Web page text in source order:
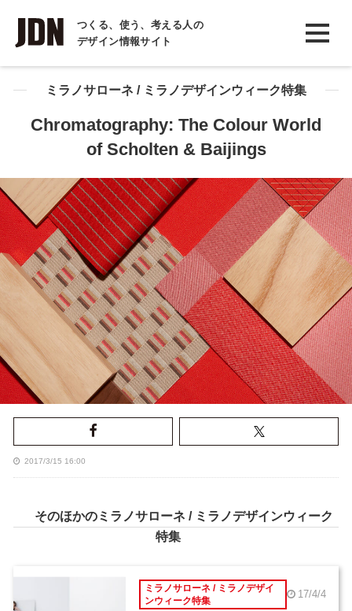
つくる、使う、考える人の
デザイン情報サイト
INTERVIEW
インタビュー
REPORT
COLUMN
ミラノサローネ / ミラノデザインウィーク特集
Chromatography: The Colour World
of Scholten & Baijings
2017/3/15 16:00
そのほかのミラノサローネ / ミラノデザインウィーク
特集
ミラノサローネ / ミラノデザイ
ンウィーク特集
17/4/4